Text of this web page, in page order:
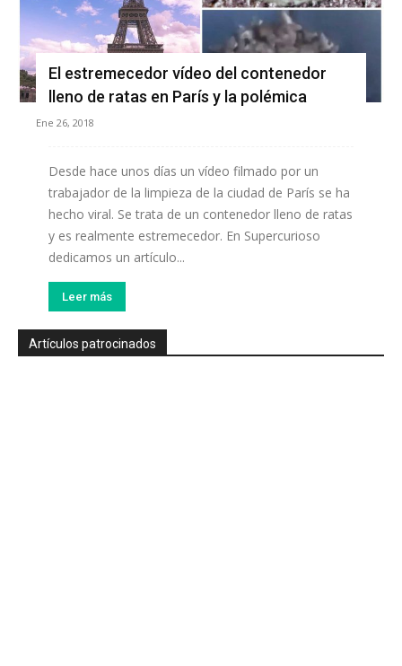
El estremecedor vídeo del contenedor
lleno de ratas en París y la polémica
Ene 26, 2018
Desde hace unos días un vídeo filmado por un
trabajador de la limpieza de la ciudad de París se ha
hecho viral. Se trata de un contenedor lleno de ratas
y es realmente estremecedor. En Supercurioso
dedicamos un artículo...
Leer más
Artículos patrocinados